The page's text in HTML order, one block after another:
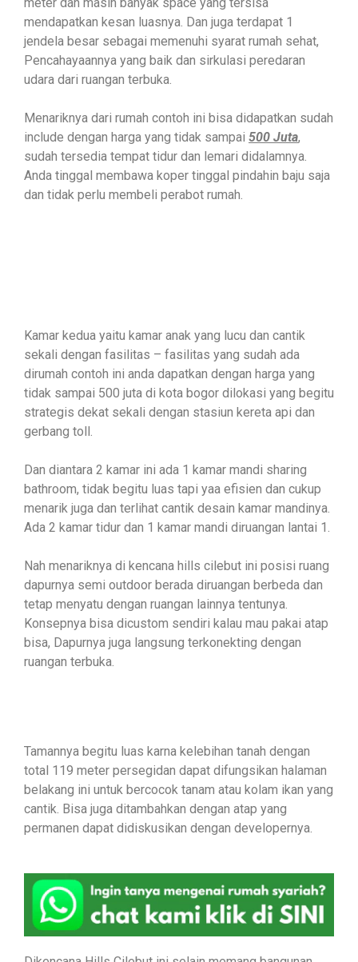
mendapatkan kesan luasnya. Dan juga terdapat 1
jendela besar sebagai memenuhi syarat rumah sehat,
Pencahayaannya yang baik dan sirkulasi peredaran
udara dari ruangan terbuka.
Menariknya dari rumah contoh ini bisa didapatkan sudah
include dengan harga yang tidak sampai 500 Juta,
sudah tersedia tempat tidur dan lemari didalamnya.
Anda tinggal membawa koper tinggal pindahin baju saja
dan tidak perlu membeli perabot rumah.
Kamar kedua yaitu kamar anak yang lucu dan cantik
sekali dengan fasilitas – fasilitas yang sudah ada
dirumah contoh ini anda dapatkan dengan harga yang
tidak sampai 500 juta di kota bogor dilokasi yang begitu
strategis dekat sekali dengan stasiun kereta api dan
gerbang toll.
Dan diantara 2 kamar ini ada 1 kamar mandi sharing
bathroom, tidak begitu luas tapi yaa efisien dan cukup
menarik juga dan terlihat cantik desain kamar mandinya.
Ada 2 kamar tidur dan 1 kamar mandi diruangan lantai 1.
Nah menariknya di kencana hills cilebut ini posisi ruang
dapurnya semi outdoor berada diruangan berbeda dan
tetap menyatu dengan ruangan lainnya tentunya.
Konsepnya bisa dicustom sendiri kalau mau pakai atap
bisa, Dapurnya juga langsung terkonekting dengan
ruangan terbuka.
Tamannya begitu luas karna kelebihan tanah dengan
total 119 meter persegidan dapat difungsikan halaman
belakang ini untuk bercocok tanam atau kolam ikan yang
cantik. Bisa juga ditambahkan dengan atap yang
permanen dapat didiskusikan dengan developernya.